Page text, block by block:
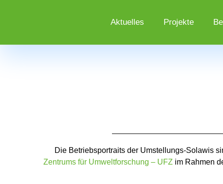
Aktuelles Projekte
Die Betriebsportraits der Umstellungs-Solawis
Zentrums für Umweltforschung – UFZ im Rahmen